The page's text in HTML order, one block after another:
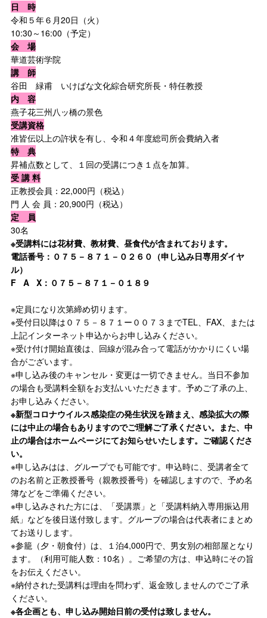
日 時
令和５年６月20日（火）
10:30～16:00（予定）
会 場
華道芸術学院
講 師
谷田 緑甫 いけばな文化綜合研究所長・特任教授
内 容
燕子花三州八ッ橋の景色
受講資格
准皆伝以上の許状を有し、令和４年度総司所会費納入者
特 典
昇補点数として、１回の受講につき１点を加算。
受 講 料
正教授会員：22,000円（税込）
門 人 会 員：20,900円（税込）
定 員
30名
※受講料には花材費、教材費、昼食代が含まれております。
電話番号：０７５－８７１－０２６０（申し込み日専用ダイヤ
ル）
F A X：０７５－８７１－０１８９
※定員になり次第締め切ります。
※受付日以降は０７５－８７１ー００７３までTEL、FAX、または
上記インターネット申込からお申し込みください。
※受け付け開始直後は、回線が混み合って電話がかかりにくい場
合がございます。
※申し込み後のキャンセル・変更は一切できません。当日不参加
の場合も受講料全額をお支払いいただきます。予めご了承の上、
お申し込みください。
※新型コロナウイルス感染症の発生状況を踏まえ、感染拡大の際
には中止の場合もありますのでご理解ご了承ください。また、中
止の場合はホームページにてお知らせいたします。ご確認くださ
い。
※申し込みはは、グループでも可能です。申込時に、受講者全て
のお名前と正教授番号（親教授番号）を確認しますので、予め名
簿などをご準備ください。
※申し込みされた方には、「受講票」と「受講料納入専用振込用
紙」などを後日送付致します。グループの場合は代表者にまとめ
てお送りします。
※参籠（夕・朝食付）は、１泊4,000円で、男女別の相部屋となり
ます。（利用可能人数：10名）。ご希望の方は、申込時にその旨
をお伝えください。
※納付された受講料は理由を問わず、返金致しませんのでご了承
ください。
※各企画とも、申し込み開始日前の受付は致しません。